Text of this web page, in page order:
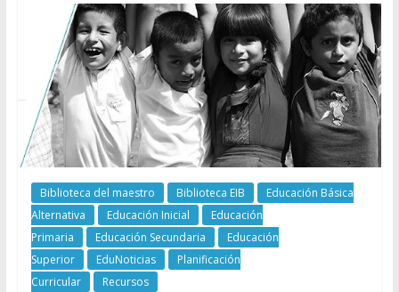
Biblioteca del maestro Biblioteca EIB
Educación Básica
Alternativa
Educación Inicial
Educación
Primaria
Educación Secundaria
Educación
Superior
EduNoticias
Planificación
Curricular
Recursos